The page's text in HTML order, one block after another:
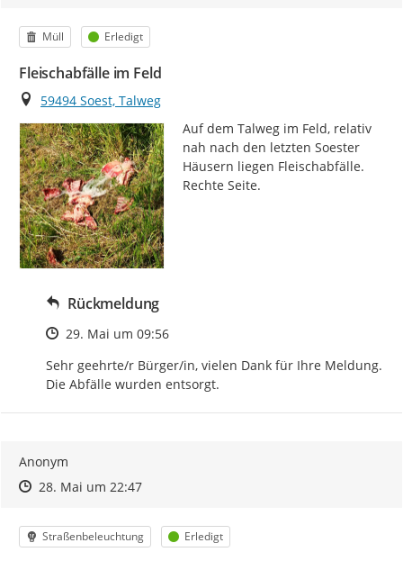
Kategorie
Müll Status
Erledigt
Fleischabfälle im Feld
Ort
59494 Soest, Talweg
Auf dem Talweg im Feld, relativ
nah nach den letzten Soester
Häusern liegen Fleischabfälle.
Rechte Seite.
Rückmeldung
Zeitpunkt des Erstellens
29. Mai um 09:56
Sehr geehrte/r Bürger/in, vielen Dank für Ihre Meldung.
Die Abfälle wurden entsorgt.
Anonym
Zeitpunkt des Erstellens
Zeitpunkt des Erstellens
28. Mai um 22:47Zur Äußerung
Kategorie
Straßenbeleuchtung Status
Erledigt